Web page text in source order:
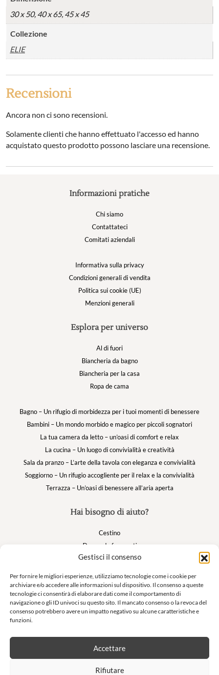
Gestisci il consenso
Per fornire le migliori esperienze, utilizziamo tecnologie come i cookie per
archiviare e/o accedere alle informazioni sul dispositivo. Il consenso a queste
tecnologie ci consentirà di elaborare dati come il comportamento di
navigazione o gli ID univoci su questo sito. Il mancato consenso o la revoca del
consenso potrebbero avere un impatto negativo su alcune caratteristiche e
funzioni.
Accettare
Rifiutare
30 x 50, 40 x 65, 45 x 45
Collezione
ELIE
Recensioni
Ancora non ci sono recensioni.
Solamente clienti che hanno effettuato l'accesso ed hanno
acquistato questo prodotto possono lasciare una recensione.
Hai bisogno di aiuto?
Cestino
Domande frequenti
Il mio account
Suivez nous
Informazioni pratiche
Chi siamo
Contattateci
Comitati aziendali
Informativa sulla privacy
Condizioni generali di vendita
Politica sui cookie (UE)
Menzioni generali
Esplora per universo
Al di fuori
Biancheria da bagno
Biancheria per la casa
Ropa de cama
Bagno – Un rifugio di morbidezza per i tuoi momenti di benessere
Bambini – Un mondo morbido e magico per piccoli sognatori
La tua camera da letto – un’oasi di comfort e relax
La cucina – Un luogo di convivialità e creatività
Sala da pranzo – L’arte della tavola con eleganza e convivialità
Soggiorno – Un rifugio accogliente per il relax e la convivialità
Terrazza – Un’oasi di benessere all’aria aperta
Newsletter
Non lasciatevi sfuggire le nostre offerte esclusive e le nostre vendite